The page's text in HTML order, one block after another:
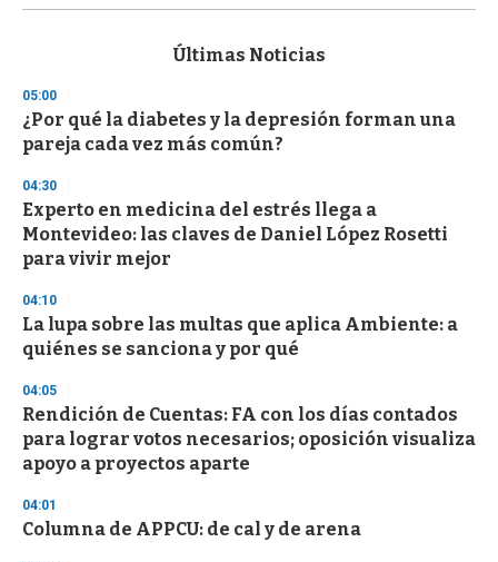
s
d
s
o
f
3
s
e
c
o
d
s
Últimas Noticias
05:00
¿Por qué la diabetes y la depresión forman una
pareja cada vez más común?
04:30
Experto en medicina del estrés llega a
Montevideo: las claves de Daniel López Rosetti
para vivir mejor
04:10
La lupa sobre las multas que aplica Ambiente: a
quiénes se sanciona y por qué
04:05
Rendición de Cuentas: FA con los días contados
para lograr votos necesarios; oposición visualiza
apoyo a proyectos aparte
04:01
Columna de APPCU: de cal y de arena